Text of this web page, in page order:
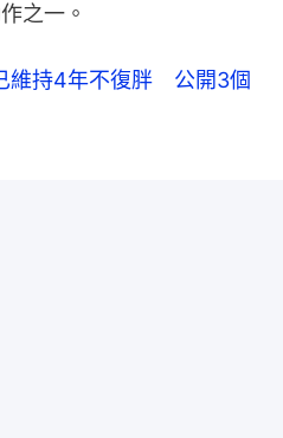
之一。
維持4年不復胖 公開3個